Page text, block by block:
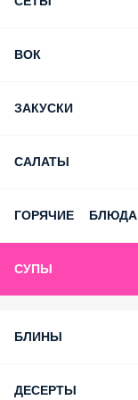
ВОК
ЗАКУСКИ
САЛАТЫ
ГОРЯЧИЕ БЛЮДА
СУПЫ
БЛИНЫ
ДЕСЕРТЫ